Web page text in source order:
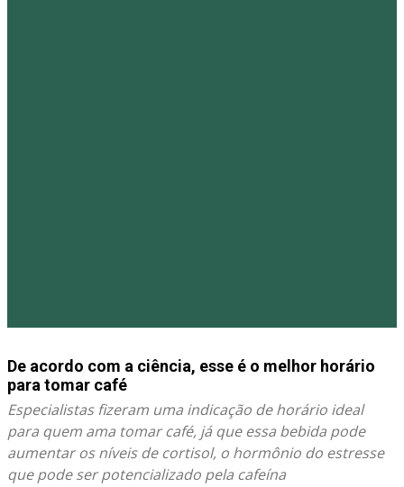
De acordo com a ciência, esse é o melhor horário
para tomar café
Especialistas fizeram uma indicação de horário ideal
para quem ama tomar café, já que essa bebida pode
aumentar os níveis de cortisol, o hormônio do estresse
que pode ser potencializado pela cafeína